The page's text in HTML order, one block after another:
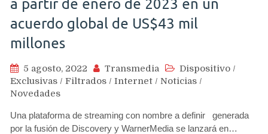
a partir de enero de 2023 en un
acuerdo global de US$43 mil
millones
5 agosto, 2022 Transmedia Dispositivo /
Exclusivas / Filtrados / Internet / Noticias /
Novedades
Una plataforma de streaming con nombre a definir generada
por la fusión de Discovery y WarnerMedia se lanzará en…